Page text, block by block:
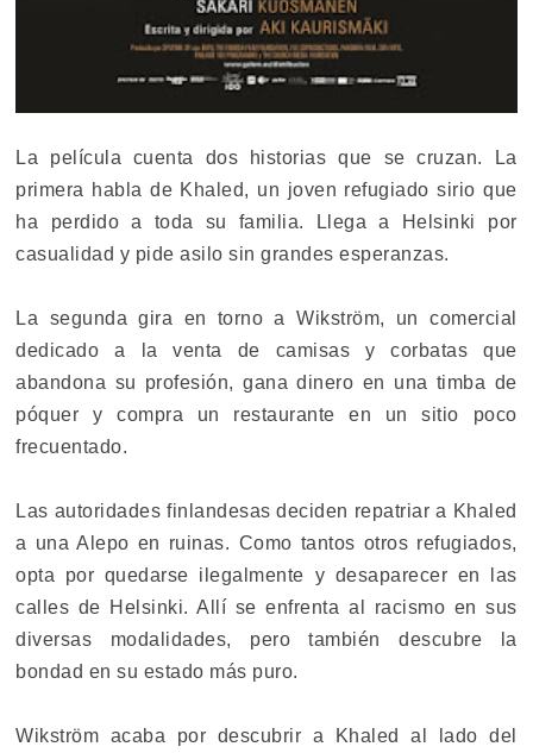
La película cuenta dos historias que se cruzan. La
primera habla de Khaled, un joven refugiado sirio que
ha perdido a toda su familia. Llega a Helsinki por
casualidad y pide asilo sin grandes esperanzas.
La segunda gira en torno a Wikström, un comercial
dedicado a la venta de camisas y corbatas que
abandona su profesión, gana dinero en una timba de
póquer y compra un restaurante en un sitio poco
frecuentado.
Las autoridades finlandesas deciden repatriar a Khaled
a una Alepo en ruinas. Como tantos otros refugiados,
opta por quedarse ilegalmente y desaparecer en las
calles de Helsinki. Allí se enfrenta al racismo en sus
diversas modalidades, pero también descubre la
bondad en su estado más puro.
Wikström acaba por descubrir a Khaled al lado del